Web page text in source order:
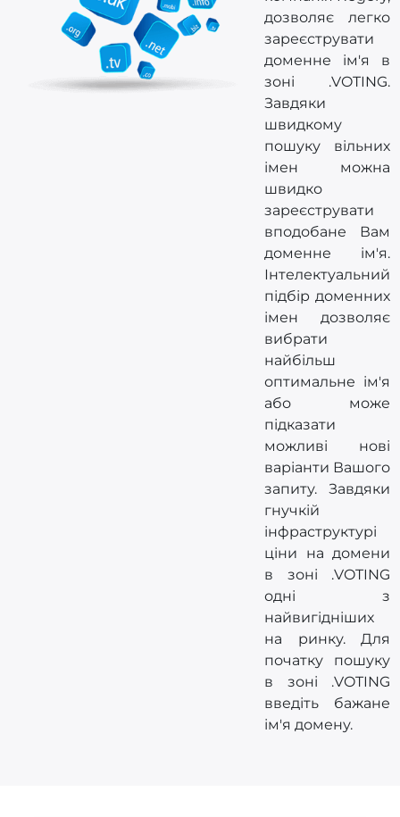
дозволяє легко
зареєструвати
доменне ім'я в
зоні .VOTING.
Завдяки
швидкому
пошуку вільних
імен можна
швидко
зареєструвати
вподобане Вам
доменне ім'я.
Інтелектуальний
підбір доменних
імен дозволяє
вибрати
найбільш
оптимальне ім'я
або може
підказати
можливі нові
варіанти Вашого
запиту. Завдяки
гнучкій
інфраструктурі
ціни на домени
в зоні .VOTING
одні з
найвигідніших
на ринку. Для
початку пошуку
в зоні .VOTING
введіть бажане
ім'я домену.